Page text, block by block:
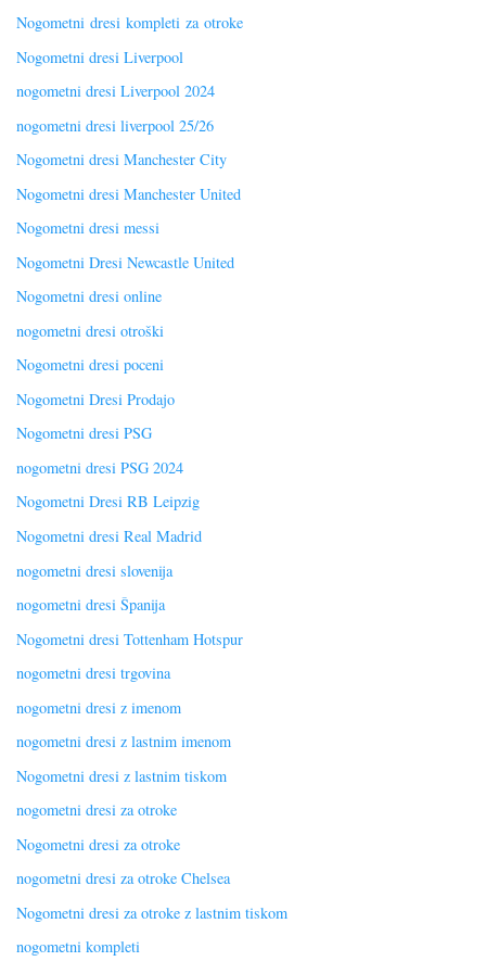
Nogometni dresi kompleti za otroke
Nogometni dresi Liverpool
nogometni dresi Liverpool 2024
nogometni dresi liverpool 25/26
Nogometni dresi Manchester City
Nogometni dresi Manchester United
Nogometni dresi messi
Nogometni Dresi Newcastle United
Nogometni dresi online
nogometni dresi otroški
Nogometni dresi poceni
Nogometni Dresi Prodajo
Nogometni dresi PSG
nogometni dresi PSG 2024
Nogometni Dresi RB Leipzig
Nogometni dresi Real Madrid
nogometni dresi slovenija
nogometni dresi Španija
Nogometni dresi Tottenham Hotspur
nogometni dresi trgovina
nogometni dresi z imenom
nogometni dresi z lastnim imenom
Nogometni dresi z lastnim tiskom
nogometni dresi za otroke
Nogometni dresi za otroke
nogometni dresi za otroke Chelsea
Nogometni dresi za otroke z lastnim tiskom
nogometni kompleti